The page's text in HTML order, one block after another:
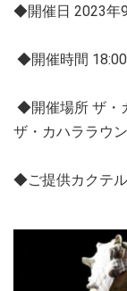
◆開催日 2023年
◆開催時間
◆開催場所 ザ・
ザ・カハララウ
◆ご提供カクテル